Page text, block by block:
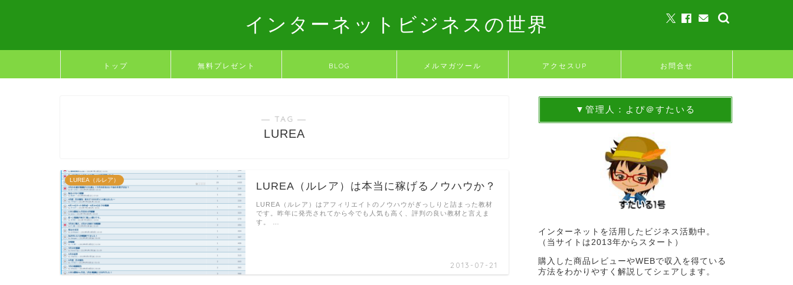
インターネットビジネスの世界
トップ 無料プレゼント BLOG メルマガツール アクセスUP お問合せ
― TAG ―
LUREA
LUREA（ルレア）
LUREA（ルレア）は本当に稼げるノウハウか？
2013-07-21
LUREA（ルレア）はアフィリエイトのノウハウがぎっしりと詰まった教材
です。昨年に発売されてから今でも人気も高く、評判の良い教材と言えま
す。 …
▼管理人：よぴ＠すたいる
インターネットを活用したビジネス活動中。
（当サイトは2013年からスタート）
購入した商品レビューやWEBで収入を得ている
方法をわかりやすく解説してシェアします。